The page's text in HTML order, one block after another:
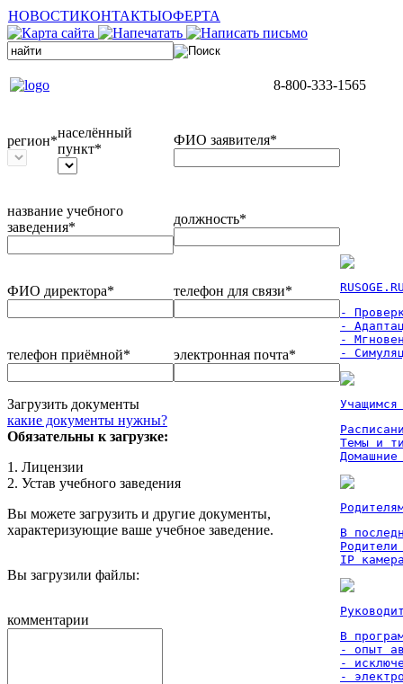
НОВОСТИКОНТАКТЫОФЕРТА
8-800-333-1565
регион*
населённый
пункт*
ФИО заявителя*
название учебного
заведения*
должность*
ФИО директора* телефон для связи*
телефон приёмной* электронная почта*
Загрузить документы
какие документы нужны?
Обязательны к загрузке:
1. Лицензии
2. Устав учебного заведения
Вы можете загрузить и другие документы,
характеризующие ваше учебное заведение.
Вы загрузили файлы:
комментарии
-
-
-
-
Темы и
Домашние
В
IP
В
- опыт
-
-